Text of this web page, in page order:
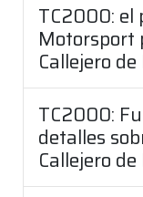
TC2000: el
Motorsport
Callejero
TC2000:
detalles
Callejero